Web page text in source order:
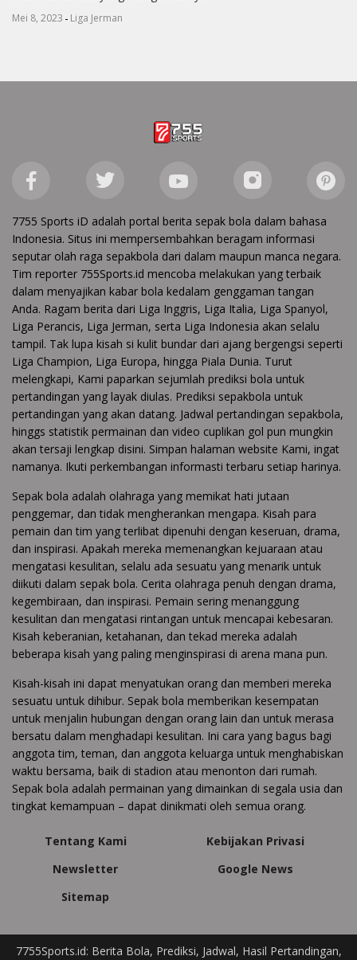
Mei 8, 2023 - Liga Jerman
7755 Sports iD adalah portal berita sepak bola dalam bahasa
Indonesia. Situs ini mempersembahkan beragam informasi
seputar olah raga sepakbola dari dalam maupun manca negara.
Tim reporter 755Sports.id mencoba melakukan yang terbaik
dalam menyajikan kabar bola kedalam genggaman tangan
Anda. Ragam berita dari Liga Inggris, Liga Italia, Liga Spanyol,
Liga Perancis, Liga Jerman, serta Liga Indonesia akan selalu
tampil. Tak lupa kisah si kulit bundar dari ajang bergengsi seperti
Liga Champion, Liga Europa, hingga Piala Dunia. Turut
melengkapi, Kami paparkan sejumlah prediksi bola untuk
pertandingan yang layak diulas. Prediksi sepakbola untuk
pertandingan yang akan datang. Jadwal pertandingan sepakbola,
hinggs statistik permainan dan video cuplikan gol pun mungkin
akan tersaji lengkap disini. Simpan halaman website Kami, ingat
namanya. Ikuti perkembangan informasti terbaru setiap harinya.
Sepak bola adalah olahraga yang memikat hati jutaan
penggemar, dan tidak mengherankan mengapa. Kisah para
pemain dan tim yang terlibat dipenuhi dengan keseruan, drama,
dan inspirasi. Apakah mereka memenangkan kejuaraan atau
mengatasi kesulitan, selalu ada sesuatu yang menarik untuk
diikuti dalam sepak bola. Cerita olahraga penuh dengan drama,
kegembiraan, dan inspirasi. Pemain sering menanggung
kesulitan dan mengatasi rintangan untuk mencapai kebesaran.
Kisah keberanian, ketahanan, dan tekad mereka adalah
beberapa kisah yang paling menginspirasi di arena mana pun.
Kisah-kisah ini dapat menyatukan orang dan memberi mereka
sesuatu untuk dihibur. Sepak bola memberikan kesempatan
untuk menjalin hubungan dengan orang lain dan untuk merasa
bersatu dalam menghadapi kesulitan. Ini cara yang bagus bagi
anggota tim, teman, dan anggota keluarga untuk menghabiskan
waktu bersama, baik di stadion atau menonton dari rumah.
Sepak bola adalah permainan yang dimainkan di segala usia dan
tingkat kemampuan – dapat dinikmati oleh semua orang.
Tentang Kami
Kebijakan Privasi
Newsletter
Google News
Sitemap
7755Sports.id: Berita Bola, Prediksi, Jadwal, Hasil Pertandingan,